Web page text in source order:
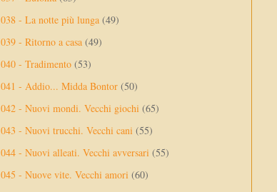
038 - La notte più lunga (49)
039 - Ritorno a casa (49)
040 - Tradimento (53)
041 - Addio... Midda Bontor (50)
042 - Nuovi mondi. Vecchi giochi (65)
043 - Nuovi trucchi. Vecchi cani (55)
044 - Nuovi alleati. Vecchi avversari (55)
045 - Nuove vite. Vecchi amori (60)